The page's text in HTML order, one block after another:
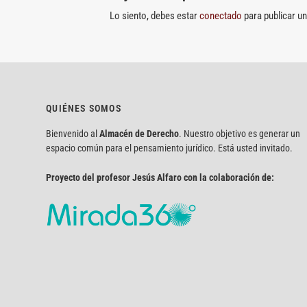
Lo siento, debes estarconectado para publicar
QUIÉNES SOMOS
Bienvenido alAlmacén de Derecho. Nuestro objetivo es generar un
espacio común para el pensamiento jurídico. Está usted invitado.
Proyecto del profesor Jesús Alfaro con la colaboración de: